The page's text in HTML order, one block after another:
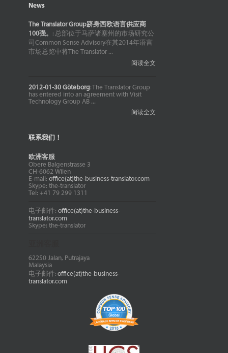
News
The Translator Group跻身西欧语言供应商
100强。 : 总部位于马萨诸塞州的市场研究公
司Common Sense Advisory在其2014年语言
市场总览中将The Translator ...
阅读全文
2012-01-30 Göteborg: The Translator Group
has entered into an agreement with Visit
Technology Group AB ...
阅读全文
联系我们！
欧洲客服
Obere Balgenstrasse 3
CH-6062 Wilen
E-mail: office(at)the-business-translator.com
Skype: the-translator
Tel: +41 79 299 1311
电子邮件: office(at)the-business-
translator.com
Skype: the-translator
62250 Jalan, Putrajaya
Malaysia
电子邮件: office(at)the-business-
translator.com